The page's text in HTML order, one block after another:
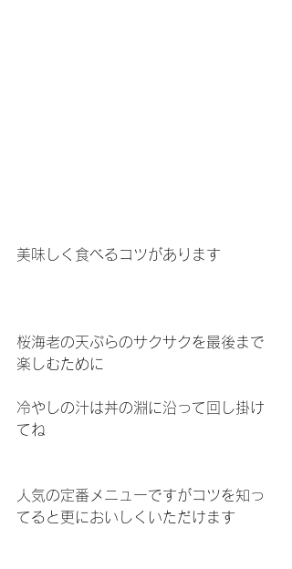
美味しく食べるコツがあります
桜海老の天ぷらのサクサクを最後まで
楽しむために
冷やしの汁は丼の淵に沿って回し掛け
てね
人気の定番メニューですがコツを知っ
てると更においしくいただけます